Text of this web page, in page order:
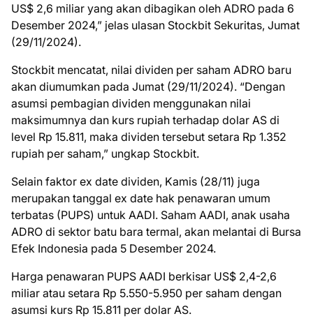
US$ 2,6 miliar yang akan dibagikan oleh ADRO pada 6
Desember 2024,” jelas ulasan Stockbit Sekuritas, Jumat
(29/11/2024).
Stockbit mencatat, nilai dividen per saham ADRO baru
akan diumumkan pada Jumat (29/11/2024). “Dengan
asumsi pembagian dividen menggunakan nilai
maksimumnya dan kurs rupiah terhadap dolar AS di
level Rp 15.811, maka dividen tersebut setara Rp 1.352
rupiah per saham,” ungkap Stockbit.
Selain faktor ex date dividen, Kamis (28/11) juga
merupakan tanggal ex date hak penawaran umum
terbatas (PUPS) untuk AADI. Saham AADI, anak usaha
ADRO di sektor batu bara termal, akan melantai di Bursa
Efek Indonesia pada 5 Desember 2024.
Harga penawaran PUPS AADI berkisar US$ 2,4-2,6
miliar atau setara Rp 5.550-5.950 per saham dengan
asumsi kurs Rp 15.811 per dolar AS.